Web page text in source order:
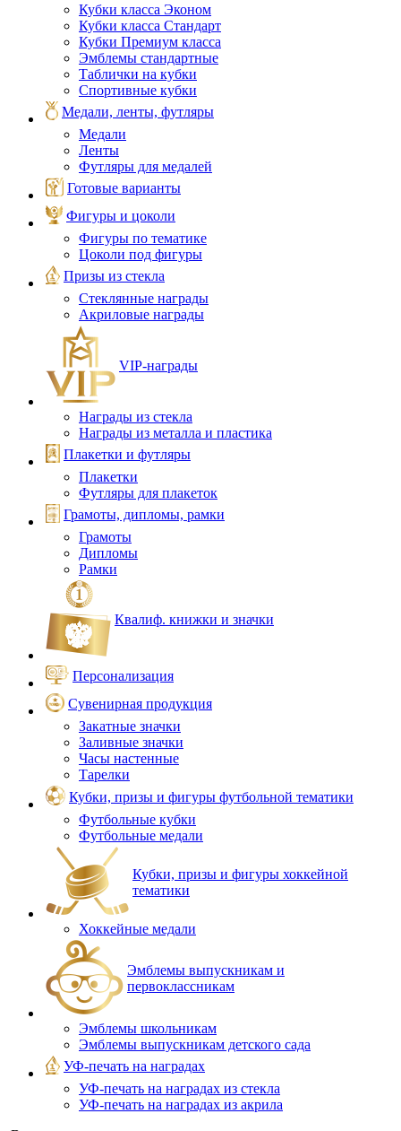
Кубки класса Эконом
Кубки класса Стандарт
Кубки Премиум класса
Эмблемы стандартные
Таблички на кубки
Спортивные кубки
Медали, ленты, футляры
Медали
Ленты
Футляры для медалей
Готовые варианты
Фигуры и цоколи
Фигуры по тематике
Цоколи под фигуры
Призы из стекла
Стеклянные награды
Акриловые награды
VIP‑награды
Награды из стекла
Награды из металла и пластика
Плакетки и футляры
Плакетки
Футляры для плакеток
Грамоты, дипломы, рамки
Грамоты
Дипломы
Рамки
Квалиф. книжки и значки
Персонализация
Сувенирная продукция
Закатные значки
Заливные значки
Часы настенные
Тарелки
Кубки, призы и фигуры футбольной тематики
Футбольные кубки
Футбольные медали
Кубки, призы и фигуры хоккейной
тематики
Хоккейные медали
Эмблемы выпускникам и
первоклассникам
Эмблемы школьникам
Эмблемы выпускникам детского сада
УФ-печать на наградах
УФ‑печать на наградах из стекла
УФ-печать на наградах из акрила